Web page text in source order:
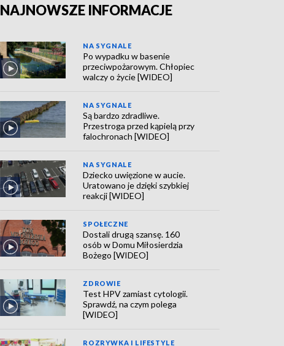
NAJNOWSZE INFORMACJE
NA SYGNALE
Po wypadku w basenie
przeciwpożarowym. Chłopiec
walczy o życie [WIDEO]
NA SYGNALE
Są bardzo zdradliwe.
Przestroga przed kąpielą przy
falochronach [WIDEO]
NA SYGNALE
Dziecko uwięzione w aucie.
Uratowano je dzięki szybkiej
reakcji [WIDEO]
SPOŁECZNE
Dostali drugą szansę. 160
osób w Domu Miłosierdzia
Bożego [WIDEO]
ZDROWIE
Test HPV zamiast cytologii.
Sprawdź, na czym polega
[WIDEO]
ROZRYWKA I LIFESTYLE